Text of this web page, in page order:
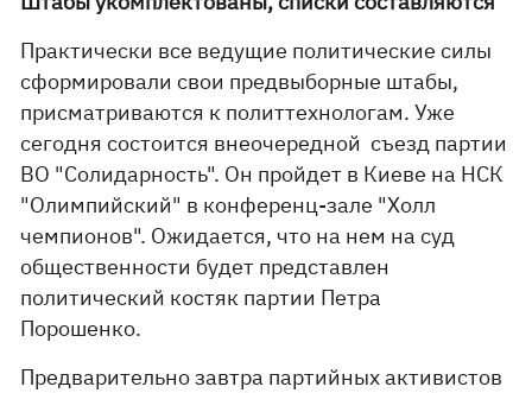
Практически все ведущие политические силы
сформировали свои предвыборные штабы,
присматриваются к политтехнологам. Уже
сегодня состоится внеочередной съезд партии
ВО "Солидарность". Он пройдет в Киеве на НСК
"Олимпийский" в конференц-зале "Холл
чемпионов". Ожидается, что на нем на суд
общественности будет представлен
политический костяк партии Петра
Порошенко.
Предварительно завтра партийных активистов